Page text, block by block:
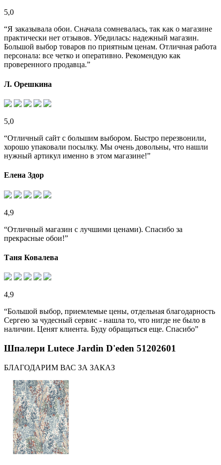
5,0
“Я заказывала обои. Сначала сомневалась, так как о магазине
практически нет отзывов. Убедилась: надежный магазин.
Большой выбор товаров по приятным ценам. Отличная работа
персонала: все четко и оперативно. Рекомендую как
проверенного продавца.”
Л. Орешкина
5,0
“Отличный сайт с большим выбором. Быстро перезвонили,
хорошо упаковали посылку. Мы очень довольны, что нашли
нужный артикул именно в этом магазине!”
Елена Здор
4,9
“Отличный магазин с лучшими ценами). Спасибо за
прекрасные обои!”
Таня Ковалева
4,9
“Большой выбор, приемлемые цены, отдельная благодарность
Сергею за чудесный сервис - нашла то, что нигде не было в
наличии. Ценят клиента. Буду обращаться еще. Спасибо”
Шпалери Lutece Jardin D'eden 51202601
БЛАГОДАРИМ ВАС ЗА ЗАКАЗ